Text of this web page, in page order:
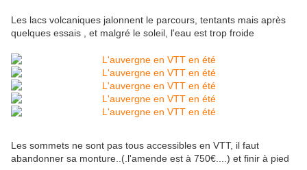
Les lacs volcaniques jalonnent le parcours, tentants mais après
quelques essais , et malgré le soleil, l'eau est trop froide
Les sommets ne sont pas tous accessibles en VTT, il faut
abandonner sa monture..(.l'amende est à 750€....) et finir à pied